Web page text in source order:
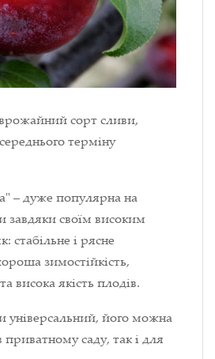
сорт сливи,
терміну
– дуже популярна на
завдяки своїм високим
стабільне і рясне
зимостійкість,
висока якість плодів.
універсальний, його можна
саду, так і для